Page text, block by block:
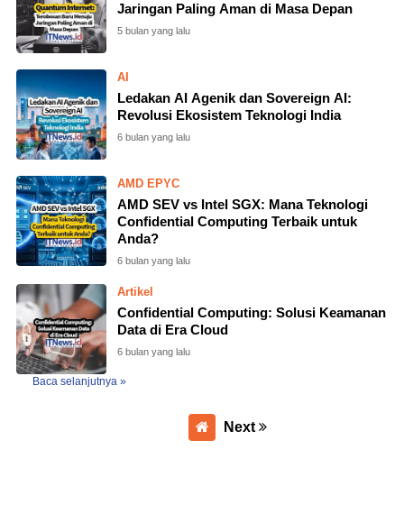
Jaringan Paling Aman di Masa Depan
5 bulan yang lalu
AI
Ledakan AI Agenik dan Sovereign AI:
Revolusi Ekosistem Teknologi India
6 bulan yang lalu
AMD EPYC
AMD SEV vs Intel SGX: Mana Teknologi
Confidential Computing Terbaik untuk
Anda?
6 bulan yang lalu
Artikel
Confidential Computing: Solusi Keamanan
Data di Era Cloud
6 bulan yang lalu
Baca selanjutnya »
Next